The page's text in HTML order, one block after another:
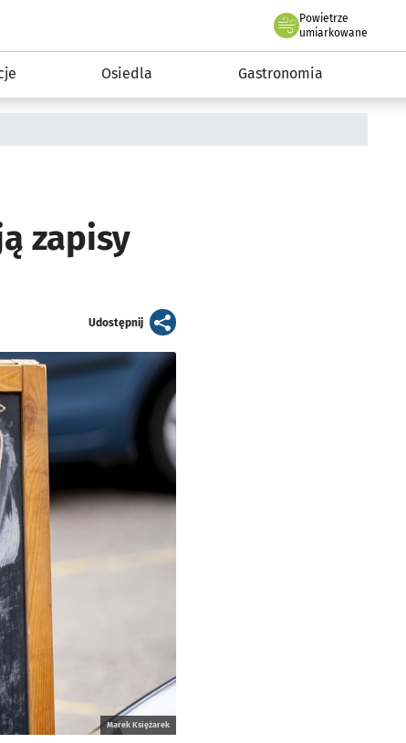
Powietrze
we Wrocławiu
umiarkowane
Osiedla Gastronomia
zapisy
Udostępnijartykuł
Marek Księżarek